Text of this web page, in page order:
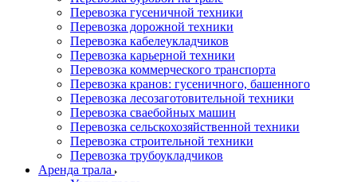
Перевозка гусеничной техники
Перевозка дорожной техники
Перевозка кабелеукладчиков
Перевозка карьерной техники
Перевозка коммерческого транспорта
Перевозка кранов: гусеничного, башенного
Перевозка лесозаготовительной техники
Перевозка сваебойных машин
Перевозка сельскохозяйственной техники
Перевозка строительной техники
Перевозка трубоукладчиков
Аренда трала